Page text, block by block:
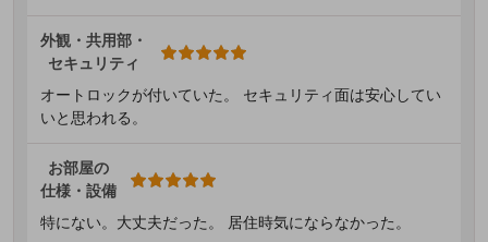
外観・共用部・
セキュリティ
オートロックが付いていた。 セキュリティ面は安心してい
いと思われる。
お部屋の
仕様・設備
特にない。大丈夫だった。 居住時気にならなかった。